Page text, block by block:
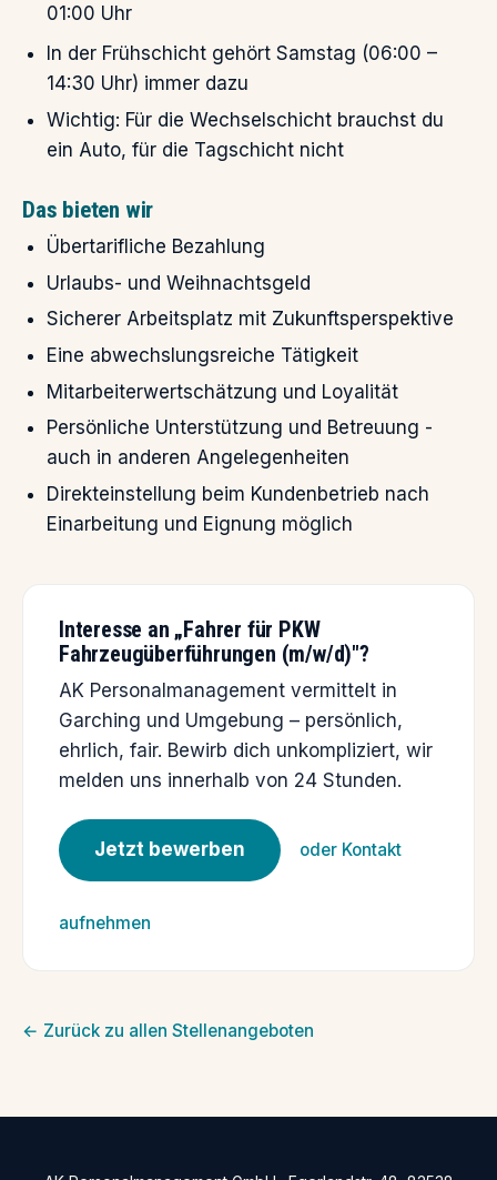
01:00 Uhr
In der Frühschicht gehört Samstag (06:00 –
14:30 Uhr) immer dazu
Wichtig: Für die Wechselschicht brauchst du
ein Auto, für die Tagschicht nicht
Das bieten wir
Übertarifliche Bezahlung
Urlaubs- und Weihnachtsgeld
Sicherer Arbeitsplatz mit Zukunftsperspektive
Eine abwechslungsreiche Tätigkeit
Mitarbeiterwertschätzung und Loyalität
Persönliche Unterstützung und Betreuung -
auch in anderen Angelegenheiten
Direkteinstellung beim Kundenbetrieb nach
Einarbeitung und Eignung möglich
Interesse an „Fahrer für PKW
Fahrzeugüberführungen (m/w/d)"?
AK Personalmanagement vermittelt in
Garching und Umgebung – persönlich,
ehrlich, fair. Bewirb dich unkompliziert, wir
melden uns innerhalb von 24 Stunden.
Jetzt bewerben oder Kontakt
aufnehmen
← Zurück zu allen Stellenangeboten